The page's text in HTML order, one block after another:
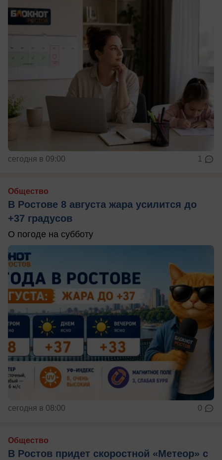
сегодня в 09:00 1
Общество
В Ростове 8 августа жара усилится до
+37 градусов
О погоде на субботу
сегодня в 08:00 0
Общество
В Ростов придет скоростной «Метеор» с